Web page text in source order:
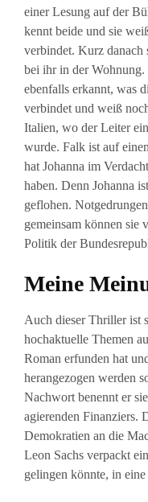
einer Lesung auf der
kennt beide und sie
verbindet. Kurz danach
bei ihr in der
ebenfalls erkannt, was
verbindet und weiß
Italien, wo der Leiter
wurde. Falk ist auf
hat Johanna im
haben. Denn Johanna
geflohen.
gemeinsam können sie
Politik der
Meine
Auch dieser Thriller ist
hochaktuelle Themen
Roman erfunden hat
herangezogen werden
Nachwort benennt er
agierenden Finanziers.
Demokratien an die
Leon Sachs verpackt
gelingen könnte, in